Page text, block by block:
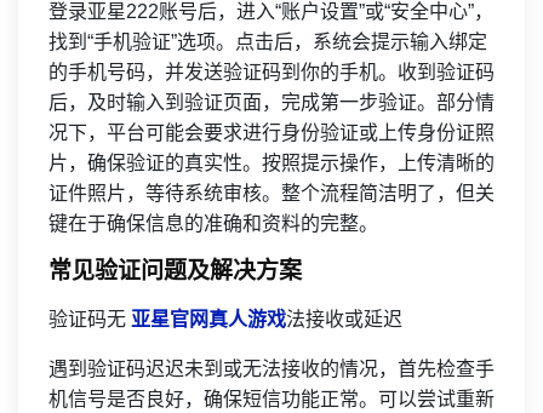
登录亚星222账号后，进入“账户设置”或“安全中心”，
找到“手机验证”选项。点击后，系统会提示输入绑定
的手机号码，并发送验证码到你的手机。收到验证码
后，及时输入到验证页面，完成第一步验证。部分情
况下，平台可能会要求进行身份验证或上传身份证照
片，确保验证的真实性。按照提示操作，上传清晰的
证件照片，等待系统审核。整个流程简洁明了，但关
键在于确保信息的准确和资料的完整。
常见验证问题及解决方案
验证码无 亚星官网真人游戏法接收或延迟
遇到验证码迟迟未到或无法接收的情况，首先检查手
机信号是否良好，确保短信功能正常。可以尝试重新